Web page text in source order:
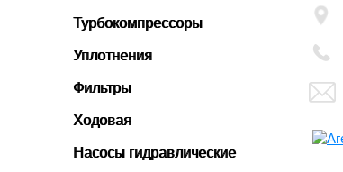
Турбокомпрессоры
Уплотнения
Фильтры
Ходовая
Насосы гидравлические